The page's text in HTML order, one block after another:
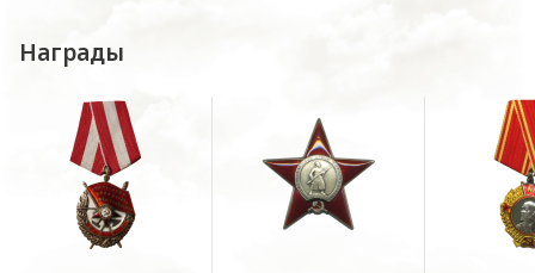
Награды